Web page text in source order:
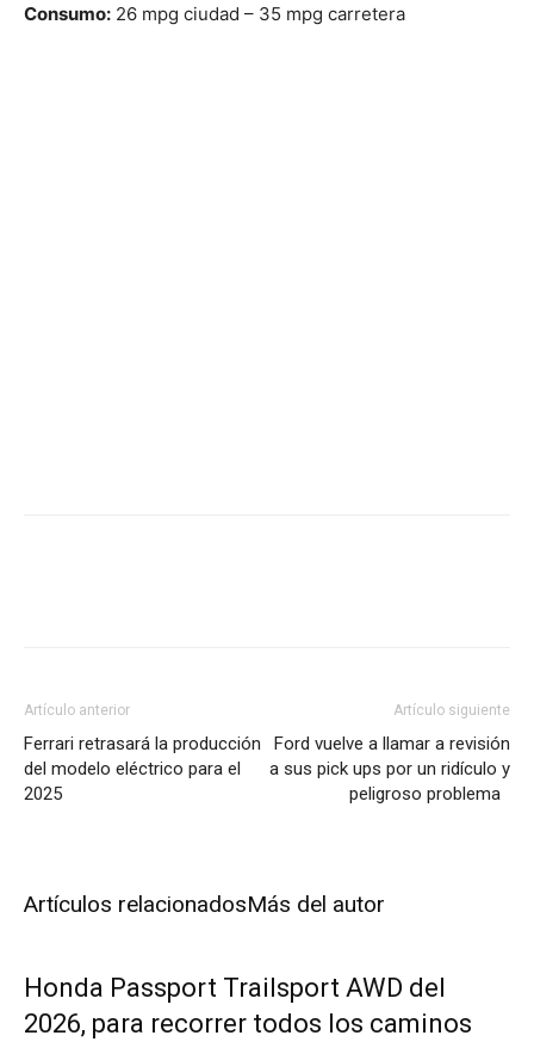
Consumo: 26 mpg ciudad – 35 mpg carretera
Artículo anterior
Ferrari retrasará la producción
del modelo eléctrico para el
2025
Artículo siguiente
Ford vuelve a llamar a revisión
a sus pick ups por un ridículo y
peligroso problema
Artículos relacionadosMás del autor
Honda Passport Trailsport AWD del
2026, para recorrer todos los caminos